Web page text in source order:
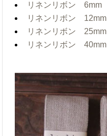
リネンリボン 6mm
リネンリボン 12mm
リネンリボン 25mm
リネンリボン 40mm